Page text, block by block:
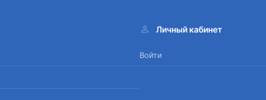
Личный кабинет
Войти